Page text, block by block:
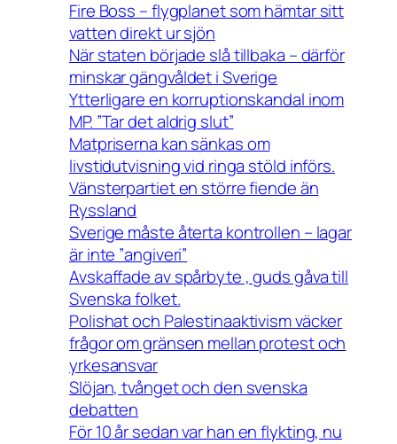
Fire Boss – flygplanet som hämtar sitt
vatten direkt ur sjön
När staten började slå tillbaka – därför
minskar gängvåldet i Sverige
Ytterligare en korruptionskandal inom
MP. ”Tar det aldrig slut”
Matpriserna kan sänkas om
livstidutvisning vid ringa stöld införs.
Vänsterpartiet en större fiende än
Ryssland
Sverige måste återta kontrollen – lagar
är inte ”angiveri”
Avskaffade av spårbyte , guds gåva till
Svenska folket.
Polishat och Palestinaaktivism väcker
frågor om gränsen mellan protest och
yrkesansvar
Slöjan, tvånget och den svenska
debatten
För 10 år sedan var han en flykting, nu